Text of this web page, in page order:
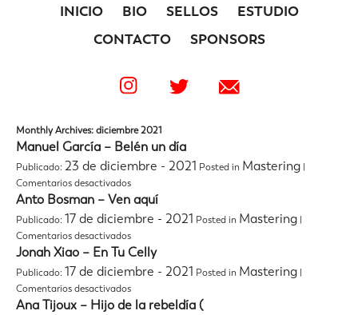
INICIO BIO SELLOS
ESTUDIO
CONTACTO
SPONSORS
Monthly Archives: diciembre 2021
Manuel García – Belén un día
Publicado: 23 de diciembre - 2021 Posted in Mastering |
Comentarios desactivadosen
Manuel
García
–
Belén
un
día
Anto Bosman – Ven aquí
Publicado: 17 de diciembre - 2021 Posted in Mastering |
Comentarios desactivadosen
Anto
Bosman
–
Ven
aquí
Jonah Xiao – En Tu Celly
Publicado: 17 de diciembre - 2021 Posted in Mastering |
Comentarios desactivadosen
Jonah
Ana Tijoux – Hijo de la rebeldía (